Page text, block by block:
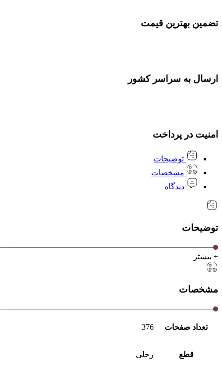
تضمین بهترین قیمت
ارسال به سراسر کشور
امنیت در پرداخت
توضیحات
مشخصات
دیدگاه
توضیحات
+ بیشتر
مشخصات
تعداد صفحات 376
قطع رحلی